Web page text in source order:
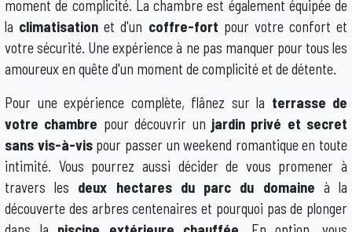
moment de complicité. La chambre est également équipée de
la climatisation et d'un coffre-fort pour votre confort et
votre sécurité. Une expérience à ne pas manquer pour tous les
amoureux en quête d'un moment de complicité et de détente.
Pour une expérience complète, flânez sur la terrasse de
votre chambre pour découvrir un jardin privé et secret
sans vis-à-vispour passer un weekend romantique en toute
intimité. Vous pourrez aussi décider de vous promener à
travers les deux hectares du parc du domaine à la
découverte des arbres centenaires et pourquoi pas de plonger